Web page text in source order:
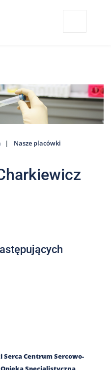
Nasze placówki
Centrum Sercowo-